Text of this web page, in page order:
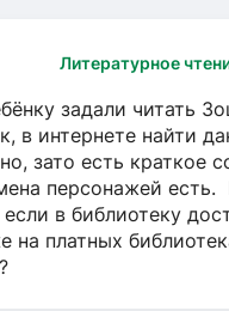
Литературное
задали читать
в интернете найти
зато есть краткое
персонажей есть.
в библиотеку
на платных